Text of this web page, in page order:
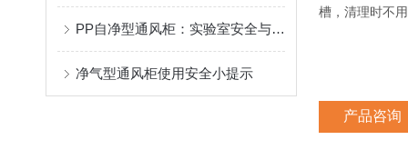
PP自净型通风柜：实验室安全与效率的革命性解决方案
净气型通风柜使用安全小提示
槽，清理时不
产品咨询